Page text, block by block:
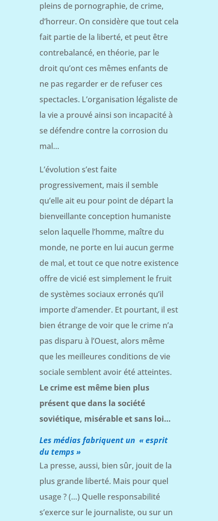
pleins de pornographie, de crime,
d’horreur. On considère que tout cela
fait partie de la liberté, et peut être
contrebalancé, en théorie, par le
droit qu’ont ces mêmes enfants de
ne pas regarder er de refuser ces
spectacles. L’organisation légaliste de
la vie a prouvé ainsi son incapacité à
se défendre contre la corrosion du
mal…
L’évolution s’est faite
progressivement, mais il semble
qu’elle ait eu pour point de départ la
bienveillante conception humaniste
selon laquelle l’homme, maître du
monde, ne porte en lui aucun germe
de mal, et tout ce que notre existence
offre de vicié est simplement le fruit
de systèmes sociaux erronés qu’il
importe d’amender. Et pourtant, il est
bien étrange de voir que le crime n’a
pas disparu à l’Ouest, alors même
que les meilleures conditions de vie
sociale semblent avoir été atteintes.
Le crime est même bien plus
présent que dans la société
soviétique, misérable et sans loi…
Les médias fabriquent un « esprit
du temps »
La presse, aussi, bien sûr, jouit de la
plus grande liberté. Mais pour quel
usage ? (…) Quelle responsabilité
s’exerce sur le journaliste, ou sur un